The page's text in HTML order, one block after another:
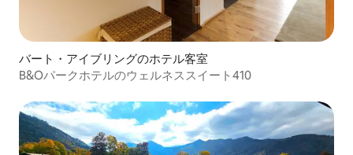
バート・アイブリングのホテル客室
B&Oパークホテルのウェルネススイート410